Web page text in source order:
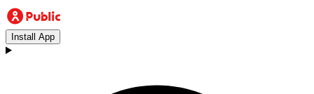
Install App